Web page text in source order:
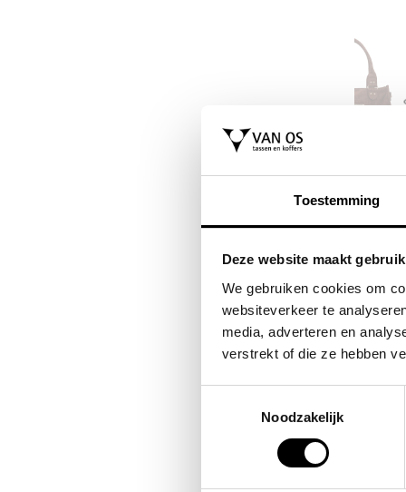
Toestemming
Deze website maakt
We gebruiken cookies om
websiteverkeer te
media, adverteren en
verstrekt of die ze hebben
Noodzakelijk
grote
handtas dames